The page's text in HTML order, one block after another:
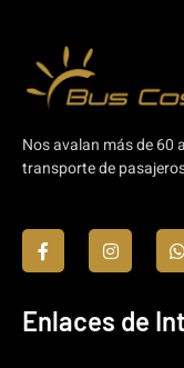
Nos avalan más de 60
transporte de
Enlaces de